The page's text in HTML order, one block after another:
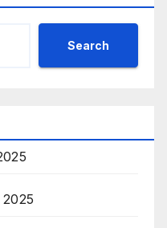
Search